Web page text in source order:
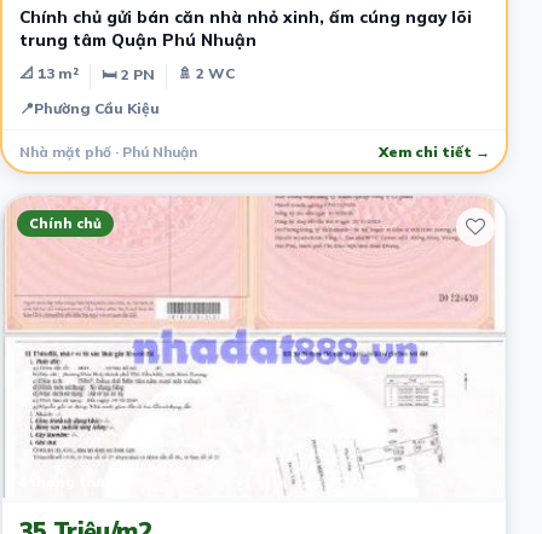
​Chính chủ gửi bán căn nhà nhỏ xinh, ấm cúng ngay lõi
trung tâm Quận Phú Nhuận
📐 13 m² 🛏 2 PN
🚿 2 WC
📍Phường Cầu Kiệu
Nhà mặt phố · Phú Nhuận Xem chi tiết →
Chính chủ